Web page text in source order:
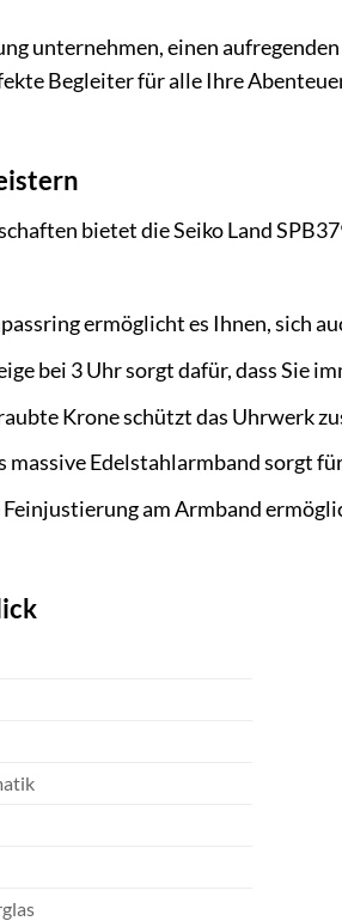
unternehmen, einen
Begleiter für alle Ihre
bietet die Seiko Land
ermöglicht es Ihnen, sich
bei 3 Uhr sorgt dafür, dass Sie
Krone schützt das Uhrwerk
massive Edelstahlarmband sorgt
am Armband